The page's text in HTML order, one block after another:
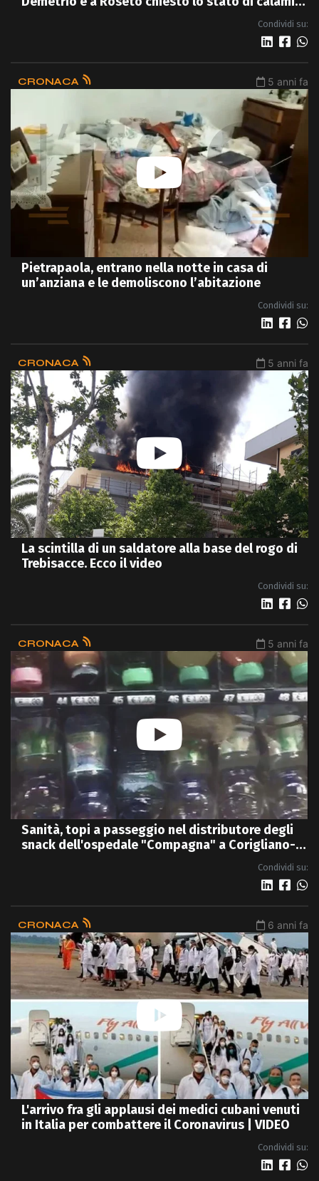
Condividi su:
CRONACA 5 anni fa
Pietrapaola, entrano nella notte in casa di
un’anziana e le demoliscono l’abitazione
Condividi su:
CRONACA 5 anni fa
La scintilla di un saldatore alla base del rogo di
Trebisacce. Ecco il video
Condividi su:
CRONACA 5 anni fa
Sanità, topi a passeggio nel distributore degli
snack dell'ospedale "Compagna" a Corigliano-
Condividi su:
CRONACA 6 anni fa
L'arrivo fra gli applausi dei medici cubani venuti
in Italia per combattere il Coronavirus | VIDEO
Condividi su: